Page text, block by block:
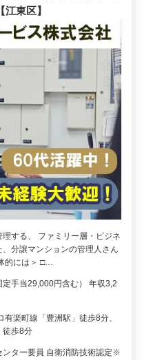
東区】
する、 ファミリー層・ビジネ
分譲マンションの管理人さん
的には＞ □…
手当29,000円含む） 年収3,2
楽町線「豊洲駅」徒歩8分、
徒歩8分
ンター要員 自衛消防技術認定※